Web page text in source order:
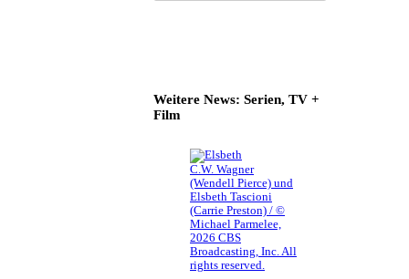
Weitere News: Serien, TV +
Film
C.W. Wagner
(Wendell Pierce) und
Elsbeth Tascioni
(Carrie Preston) / ©
Michael Parmelee,
2026 CBS
Broadcasting, Inc. All
rights reserved.